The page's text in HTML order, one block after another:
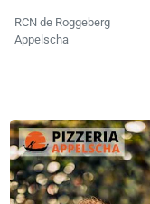
RCN de Roggeberg
Appelscha